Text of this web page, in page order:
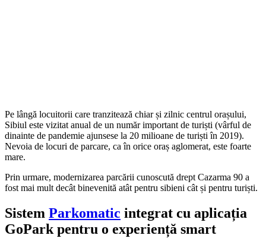
Pe lângă locuitorii care tranzitează chiar și zilnic centrul orașului,
Sibiul este vizitat anual de un număr important de turiști (vârful de
dinainte de pandemie ajunsese la 20 milioane de turiști în 2019).
Nevoia de locuri de parcare, ca în orice oraș aglomerat, este foarte
mare.
Prin urmare, modernizarea parcării cunoscută drept Cazarma 90 a
fost mai mult decât binevenită atât pentru sibieni cât și pentru turiști.
Sistem Parkomatic integrat cu aplicația
GoPark pentru o experiență smart